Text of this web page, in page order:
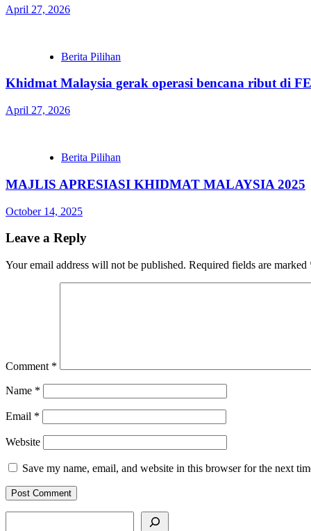
April 27, 2026
Berita Pilihan
Khidmat Malaysia gerak operasi bencana ribut di
April 27, 2026
Berita Pilihan
MAJLIS APRESIASI KHIDMAT MALAYSIA 2025
October 14, 2025
Leave a Reply
Your email address will not be published. Required fields are marked
Comment *
Name *
Email *
Website
Save my name, email, and website in this browser for the next